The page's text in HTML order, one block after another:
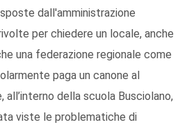
dall'amministrazione
per chiedere un locale, anche
una federazione regionale come
paga un canone al
all’interno della scuola Busciolano,
viste le problematiche di